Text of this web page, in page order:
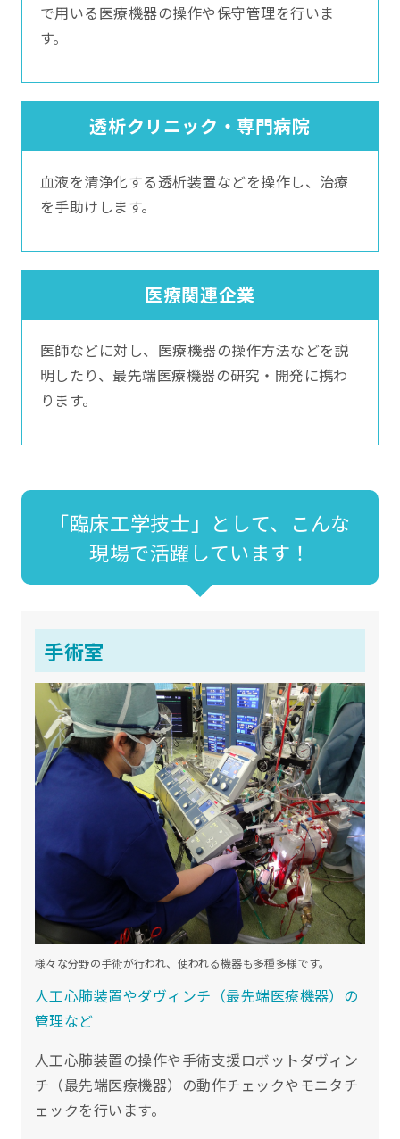
で用いる医療機器の操作や保守管理を行いま
す。
透析クリニック・専門病院
血液を清浄化する透析装置などを操作し、治療
を手助けします。
医療関連企業
医師などに対し、医療機器の操作方法などを説
明したり、最先端医療機器の研究・開発に携わ
ります。
「臨床工学技士」として、こんな
現場で活躍しています！
手術室
様々な分野の手術が行われ、使われる機器も多種多様です。
人工心肺装置やダヴィンチ（最先端医療機器）の
管理など
人工心肺装置の操作や手術支援ロボットダヴィン
チ（最先端医療機器）の動作チェックやモニタチ
ェックを行います。